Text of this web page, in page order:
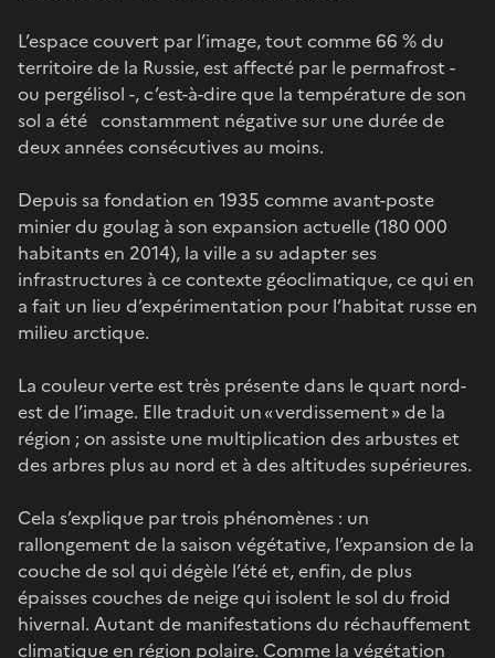
L’espace couvert par l’image, tout comme 66 % du
territoire de la Russie, est affecté par le permafrost -
ou pergélisol -, c’est-à-dire que la température de son
sol a été constamment négative sur une durée de
deux années consécutives au moins.
Depuis sa fondation en 1935 comme avant-poste
minier du goulag à son expansion actuelle (180 000
habitants en 2014), la ville a su adapter ses
infrastructures à ce contexte géoclimatique, ce qui en
a fait un lieu d’expérimentation pour l’habitat russe en
milieu arctique.
La couleur verte est très présente dans le quart nord-
est de l’image. Elle traduit un « verdissement » de la
région ; on assiste une multiplication des arbustes et
des arbres plus au nord et à des altitudes supérieures.
Cela s’explique par trois phénomènes : un
rallongement de la saison végétative, l’expansion de la
couche de sol qui dégèle l’été et, enfin, de plus
épaisses couches de neige qui isolent le sol du froid
hivernal. Autant de manifestations du réchauffement
climatique en région polaire. Comme la végétation